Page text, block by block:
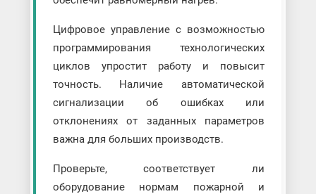
Цифровое управление с возможностью
программирования технологических
циклов упростит работу и повысит
точность. Наличие автоматической
сигнализации об ошибках или
отклонениях от заданных параметров
важна для больших производств.
Проверьте, соответствует ли
оборудование нормам пожарной и